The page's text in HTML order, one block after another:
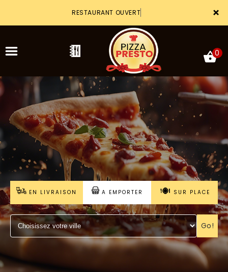
×
RESTAURANT OUVERT
ACCUEIL
LA CARTE
VOTRE COMPTE
NOTRE RESTAURANT
MENTIONS LÉGALES
C.G.V
0
EN LIVRAISON A EMPORTER SUR PLACE
Go!